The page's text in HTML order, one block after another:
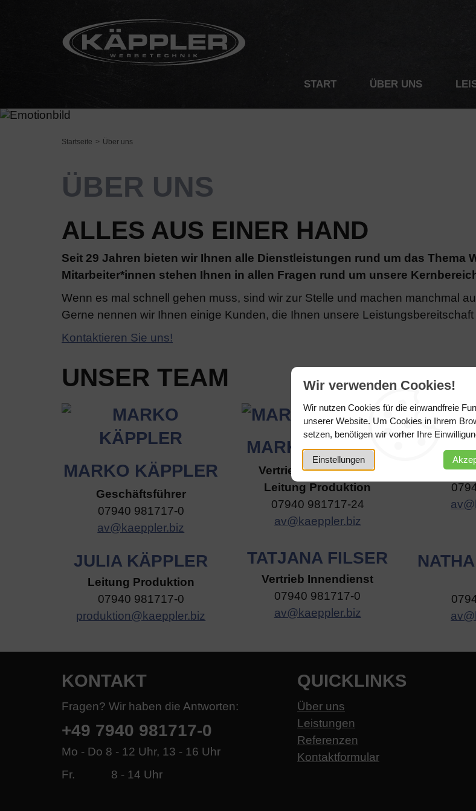
Wir verwenden Cookies!
Wir nutzen Cookies für die einwandfreie
unserer Website. Um Cookies in Ihrem
setzen, benötigen wir vorher Ihre
Einstellungen
START ÜBER UNS
Startseite Über uns
ÜBER UNS
ALLES AUS EINER HAND
Seit 29 Jahren bieten wir Ihnen alle Dienstleistungen rund um das Thema
Mitarbeiter*innen stehen Ihnen in allen Fragen rund um unsere
Wenn es mal schnell gehen muss, sind wir zur Stelle und machen manchmal
Gerne nennen wir Ihnen einige Kunden, die Ihnen unsere
Kontaktieren Sie uns!
UNSER TEAM
MARKO KÄPPLER
Geschäftsführer
07940 981717-0
av@kaeppler.biz
MARKUS PFOHE
Vertrieb Innendienst /
Leitung Produktion
07940 981717-24
av@kaeppler.biz
JULIA KÄPPLER
Leitung Produktion
07940 981717-0
produktion@kaeppler.biz
TATJANA FILSER
Vertrieb Innendienst
07940 981717-0
av@kaeppler.biz
KONTAKT
Fragen? Wir haben die Antworten:
+49 7940 981717-0
Mo - Do 8 - 12 Uhr, 13 - 16 Uhr
Fr. 8 - 14 Uhr
QUICKLINKS
Über uns
Leistungen
Referenzen
Kontaktformular